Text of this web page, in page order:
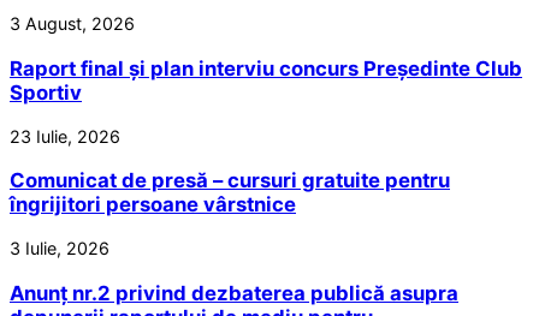
3 August, 2026
Raport final și plan interviu concurs Președinte Club
Sportiv
23 Iulie, 2026
Comunicat de presă – cursuri gratuite pentru
îngrijitori persoane vârstnice
3 Iulie, 2026
Anunț nr.2 privind dezbaterea publică asupra